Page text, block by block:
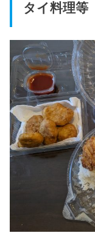
タイ料理等